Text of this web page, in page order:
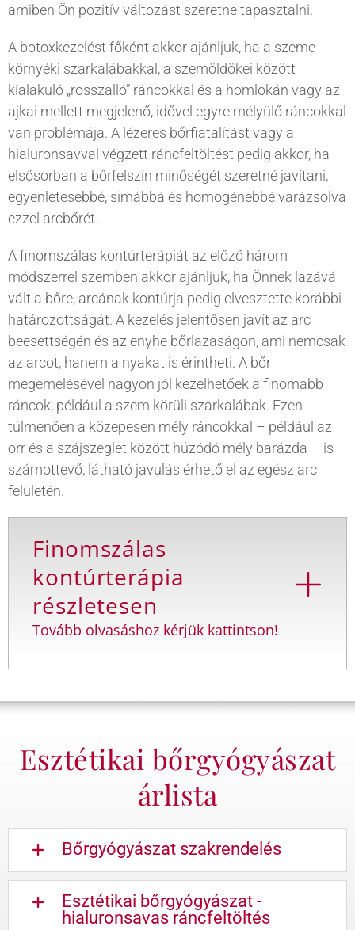
amiben Ön pozitív változást szeretne tapasztalni.
A botoxkezelést főként akkor ajánljuk, ha a szeme
környéki szarkalábakkal, a szemöldökei között
kialakuló „rosszalló” ráncokkal és a homlokán vagy az
ajkai mellett megjelenő, idővel egyre mélyülő ráncokkal
van problémája. A lézeres bőrfiatalítást vagy a
hialuronsavval végzett ráncfeltöltést pedig akkor, ha
elsősorban a bőrfelszín minőségét szeretné javítani,
egyenletesebbé, simábbá és homogénebbé varázsolva
ezzel arcbőrét.
A finomszálas kontúrterápiát az előző három
módszerrel szemben akkor ajánljuk, ha Önnek lazává
vált a bőre, arcának kontúrja pedig elvesztette korábbi
határozottságát. A kezelés jelentősen javít az arc
beesettségén és az enyhe bőrlazaságon, ami nemcsak
az arcot, hanem a nyakat is érintheti. A bőr
megemelésével nagyon jól kezelhetőek a finomabb
ráncok, például a szem körüli szarkalábak. Ezen
túlmenően a közepesen mély ráncokkal – például az
orr és a szájszeglet között húzódó mély barázda – is
számottevő, látható javulás érhető el az egész arc
felületén.
Finomszálas
kontúrterápia
részletesen
Tovább olvasáshoz kérjük kattintson!
Esztétikai bőrgyógyászat
árlista
Bőrgyógyászat szakrendelés
Esztétikai bőrgyógyászat -
hialuronsavas ráncfeltöltés